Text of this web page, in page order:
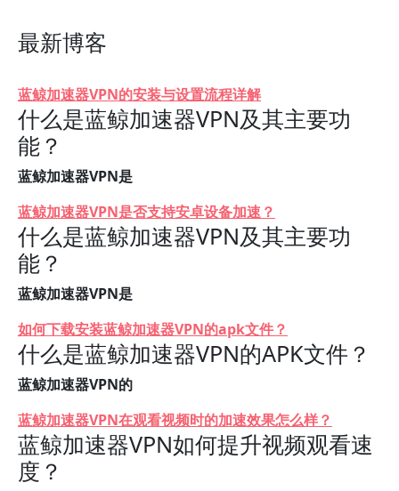
最新博客
蓝鲸加速器VPN的安装与设置流程详解
什么是蓝鲸加速器VPN及其主要功
能？
蓝鲸加速器VPN是
蓝鲸加速器VPN是否支持安卓设备加速？
什么是蓝鲸加速器VPN及其主要功
能？
蓝鲸加速器VPN是
如何下载安装蓝鲸加速器VPN的apk文件？
什么是蓝鲸加速器VPN的APK文件？
蓝鲸加速器VPN的
蓝鲸加速器VPN在观看视频时的加速效果怎么样？
蓝鲸加速器VPN如何提升视频观看速
度？